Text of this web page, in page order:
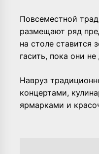
Повсеместной
размещают ряд
на столе ставится
гасить, пока они
Навруз
концертами,
ярмарками и